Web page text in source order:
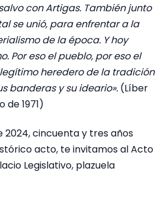
con Artigas. También junto
se unió, para enfrentar a la
de la época. Y hoy
Por eso el pueblo, por eso el
heredero de la tradición
banderas y su ideario». (Líber
de 1971)
2024, cincuenta y tres años
acto, te invitamos al Acto
Legislativo, plazuela